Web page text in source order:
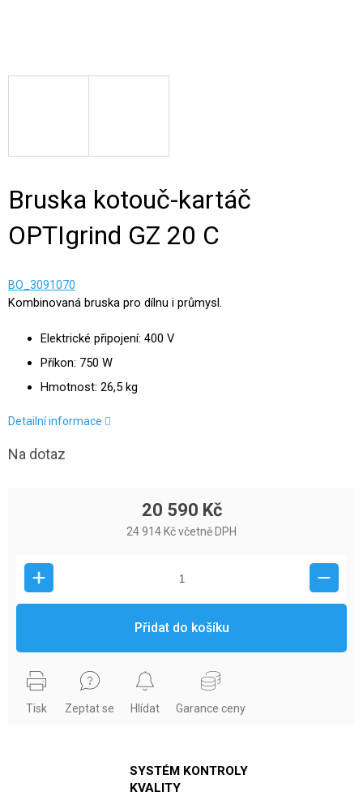
Bruska kotouč-kartáč
OPTIgrind GZ 20 C
BO_3091070
Kombinovaná bruska pro dílnu i průmysl.
Elektrické připojení: 400 V
Příkon: 750 W
Hmotnost: 26,5 kg
Detailní informace
Na dotaz
20 590 Kč
24 914 Kč včetně DPH
Přidat do košíku
Tisk Zeptat se Hlídat Garance ceny
SYSTÉM KONTROLY
KVALITY